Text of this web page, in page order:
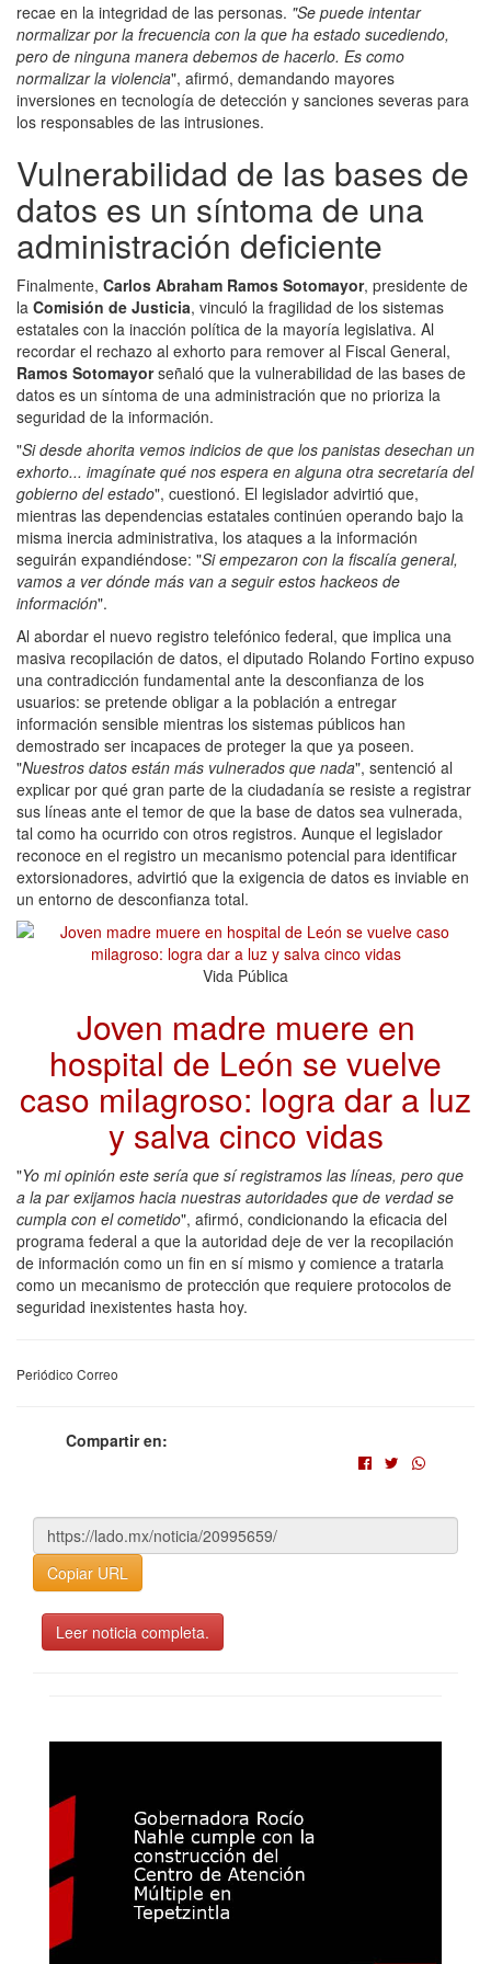
recae en la integridad de las personas. "Se puede intentar
normalizar por la frecuencia con la que ha estado sucediendo,
pero de ninguna manera debemos de hacerlo. Es como
normalizar la violencia", afirmó, demandando mayores
inversiones en tecnología de detección y sanciones severas para
los responsables de las intrusiones.
Vulnerabilidad de las bases de
datos es un síntoma de una
administración deficiente
Finalmente, Carlos Abraham Ramos Sotomayor, presidente de
la Comisión de Justicia, vinculó la fragilidad de los sistemas
estatales con la inacción política de la mayoría legislativa. Al
recordar el rechazo al exhorto para remover al Fiscal General,
Ramos Sotomayorseñaló que la vulnerabilidad de las bases de
datos es un síntoma de una administración que no prioriza la
seguridad de la información.
"Si desde ahorita vemos indicios de que los panistas desechan un
exhorto... imagínate qué nos espera en alguna otra secretaría del
gobierno del estado", cuestionó. El legislador advirtió que,
mientras las dependencias estatales continúen operando bajo la
misma inercia administrativa, los ataques a la información
seguirán expandiéndose: "Si empezaron con la fiscalía general,
vamos a ver dónde más van a seguir estos hackeos de
información".
Al abordar el nuevo registro telefónico federal, que implica una
masiva recopilación de datos, el diputado Rolando Fortino expuso
una contradicción fundamental ante la desconfianza de los
usuarios: se pretende obligar a la población a entregar
información sensible mientras los sistemas públicos han
demostrado ser incapaces de proteger la que ya poseen.
"Nuestros datos están más vulnerados que nada", sentenció al
explicar por qué gran parte de la ciudadanía se resiste a registrar
sus líneas ante el temor de que la base de datos sea vulnerada,
tal como ha ocurrido con otros registros. Aunque el legislador
reconoce en el registro un mecanismo potencial para identificar
extorsionadores, advirtió que la exigencia de datos es inviable en
un entorno de desconfianza total.
Vida Pública
Joven madre muere en
hospital de León se vuelve
caso milagroso: logra dar a luz
y salva cinco vidas
"Yo mi opinión este sería que sí registramos las líneas, pero que
a la par exijamos hacia nuestras autoridades que de verdad se
cumpla con el cometido", afirmó, condicionando la eficacia del
programa federal a que la autoridad deje de ver la recopilación
de información como un fin en sí mismo y comience a tratarla
como un mecanismo de protección que requiere protocolos de
seguridad inexistentes hasta hoy.
Periódico Correo
Compartir en:
Copiar URL
Leer noticia completa.